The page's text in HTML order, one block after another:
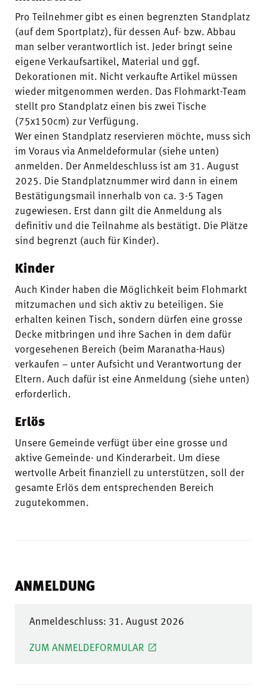
Pro Teilnehmer gibt es einen begrenzten Standplatz
(auf dem Sportplatz), für dessen Auf- bzw. Abbau
man selber verantwortlich ist. Jeder bringt seine
eigene Verkaufsartikel, Material und ggf.
Dekorationen mit. Nicht verkaufte Artikel müssen
wieder mitgenommen werden. Das Flohmarkt-Team
stellt pro Standplatz einen bis zwei Tische
(75x150cm) zur Verfügung.
Wer einen Standplatz reservieren möchte, muss sich
im Voraus via Anmeldeformular (siehe unten)
anmelden. Der Anmeldeschluss ist am 31. August
2025. Die Standplatznummer wird dann in einem
Bestätigungsmail innerhalb von ca. 3-5 Tagen
zugewiesen. Erst dann gilt die Anmeldung als
definitiv und die Teilnahme als bestätigt. Die Plätze
sind begrenzt (auch für Kinder).
Kinder
Auch Kinder haben die Möglichkeit beim Flohmarkt
mitzumachen und sich aktiv zu beteiligen. Sie
erhalten keinen Tisch, sondern dürfen eine grosse
Decke mitbringen und ihre Sachen in dem dafür
vorgesehenen Bereich (beim Maranatha-Haus)
verkaufen – unter Aufsicht und Verantwortung der
Eltern. Auch dafür ist eine Anmeldung (siehe unten)
erforderlich.
Erlös
Unsere Gemeinde verfügt über eine grosse und
aktive Gemeinde- und Kinderarbeit. Um diese
wertvolle Arbeit finanziell zu unterstützen, soll der
gesamte Erlös dem entsprechenden Bereich
zugutekommen.
ANMELDUNG
Anmeldeschluss: 31. August 2026
ZUM ANMELDEFORMULAR